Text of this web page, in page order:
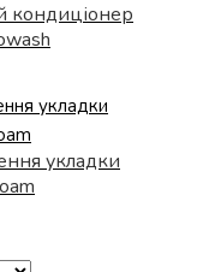
кондиціонер
укладки